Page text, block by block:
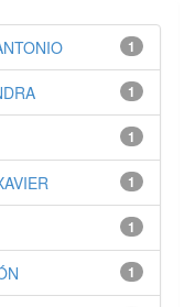
1
1
1
1
1
1